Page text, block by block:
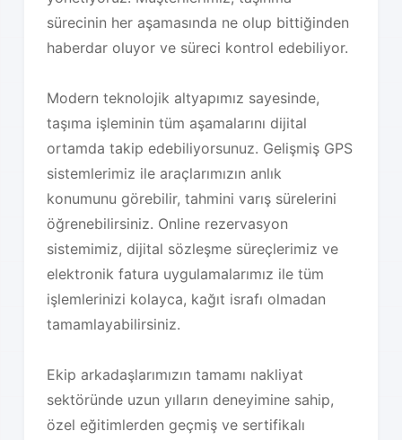
sürecinin her aşamasında ne olup bittiğinden
haberdar oluyor ve süreci kontrol edebiliyor.
Modern teknolojik altyapımız sayesinde,
taşıma işleminin tüm aşamalarını dijital
ortamda takip edebiliyorsunuz. Gelişmiş GPS
sistemlerimiz ile araçlarımızın anlık
konumunu görebilir, tahmini varış sürelerini
öğrenebilirsiniz. Online rezervasyon
sistemimiz, dijital sözleşme süreçlerimiz ve
elektronik fatura uygulamalarımız ile tüm
işlemlerinizi kolayca, kağıt israfı olmadan
tamamlayabilirsiniz.
Ekip arkadaşlarımızın tamamı nakliyat
sektöründe uzun yılların deneyimine sahip,
özel eğitimlerden geçmiş ve sertifikalı